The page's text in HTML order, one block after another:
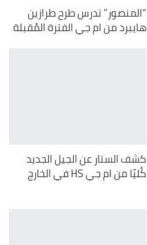
“المنصور” تدرس طرح طرازين
هايبرد من ام جي الفترة المُقبلة
كشف الستار عن الجيل الجديد
كُليًا من ام جي HS في الخارج